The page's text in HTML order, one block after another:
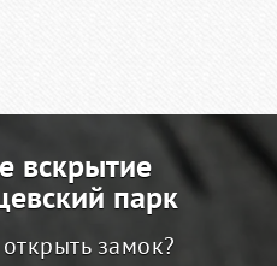
вскрытие
парк
замок?